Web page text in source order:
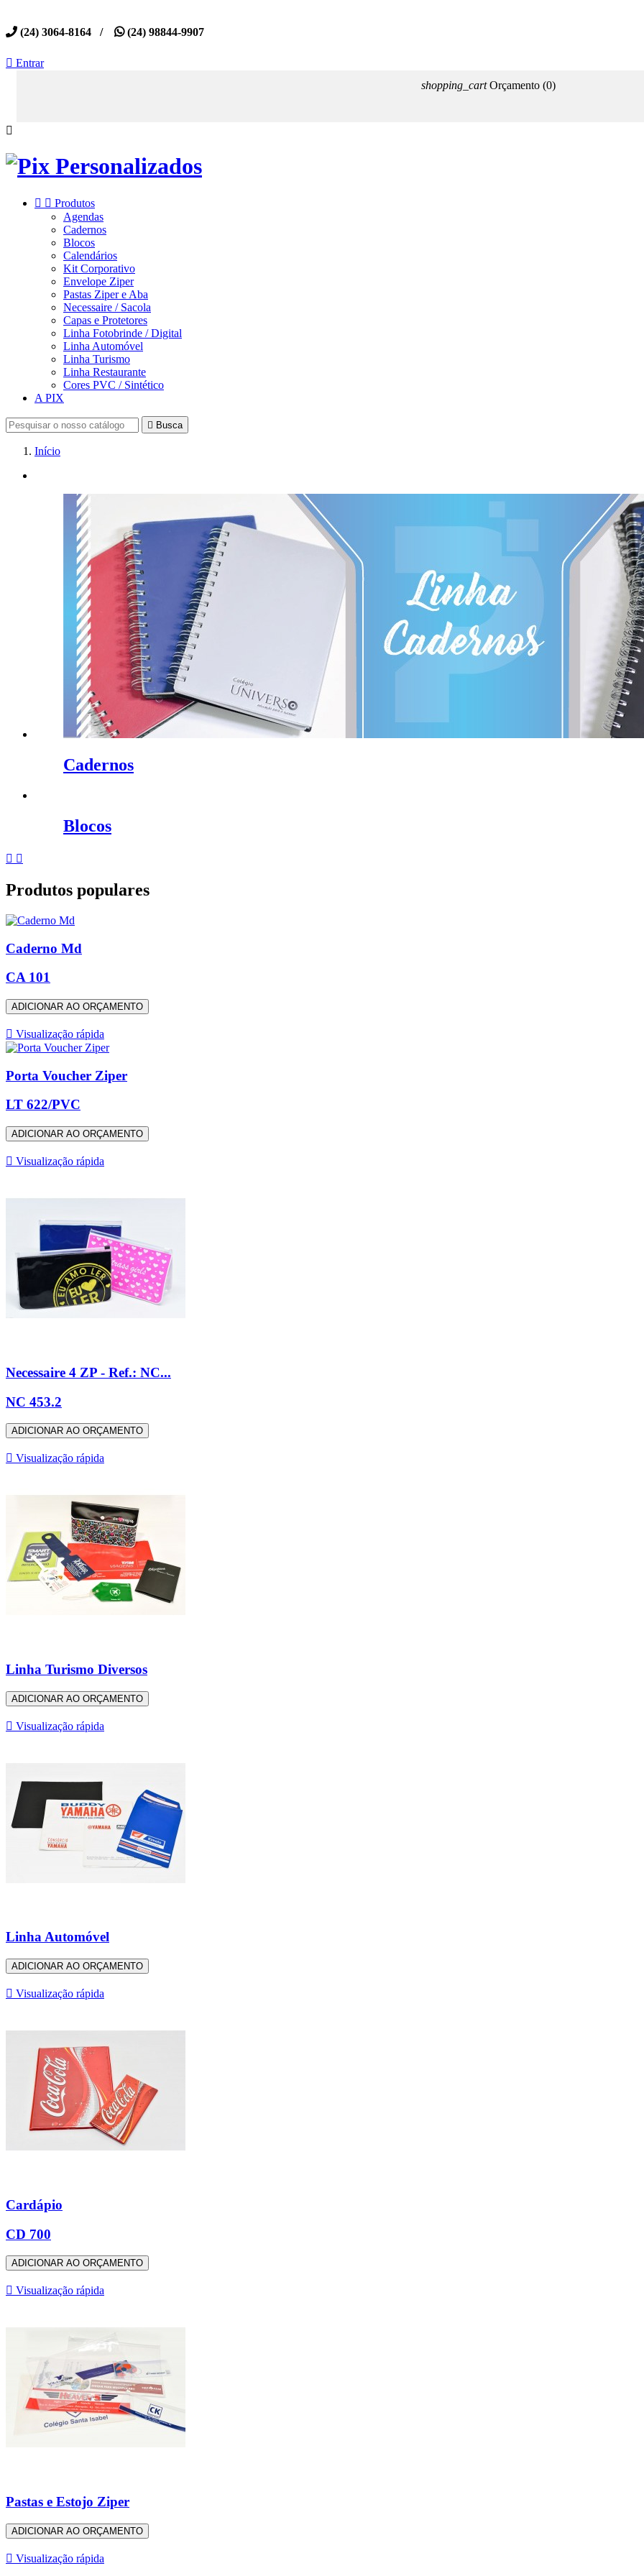
(24) 3064-8164 / (24) 98844-9907
 Entrar
shopping_cart Orçamento (0)

  Produtos
Agendas
Cadernos
Blocos
Calendários
Kit Corporativo
Envelope Ziper
Pastas Ziper e Aba
Necessaire / Sacola
Capas e Protetores
Linha Fotobrinde / Digital
Linha Automóvel
Linha Turismo
Linha Restaurante
Cores PVC / Sintético
A PIX
 Busca
Início
Cadernos
Blocos
 Anterior

Produtos populares
Caderno Md
CA 101
ADICIONAR AO ORÇAMENTO
 Visualização rápida
Porta Voucher Ziper
LT 622/PVC
ADICIONAR AO ORÇAMENTO
 Visualização rápida
Necessaire 4 ZP - Ref.: NC...
NC 453.2
ADICIONAR AO ORÇAMENTO
 Visualização rápida
Linha Turismo Diversos
ADICIONAR AO ORÇAMENTO
 Visualização rápida
Linha Automóvel
ADICIONAR AO ORÇAMENTO
 Visualização rápida
Cardápio
CD 700
ADICIONAR AO ORÇAMENTO
 Visualização rápida
Pastas e Estojo Ziper
ADICIONAR AO ORÇAMENTO
 Visualização rápida